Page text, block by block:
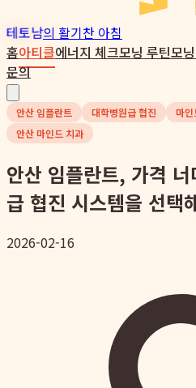
테토남의 활기찬 아침
홈아티클에너지 체크모닝 루틴모
문의
안산 임플란트 대학병원급 협진 마
안산 마인드 치과
안산 임플란트, 가격
급 협진 시스템을 선택
2026-02-16